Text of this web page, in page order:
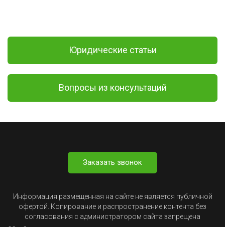
Юридические статьи
Вопросы из консультаций
Заказать звонок
Информация размещенная на сайте не является публичной
офертой. Копирование и распространение контента без
согласования с администратором сайта запрещена